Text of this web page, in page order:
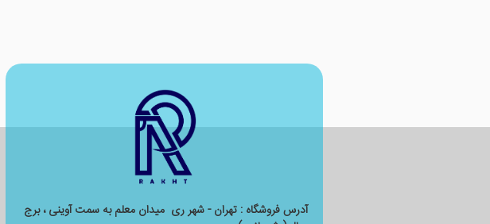
آدرس فروشگاه : تهران - شهر ری میدان معلم به سمت آوینی ، برج